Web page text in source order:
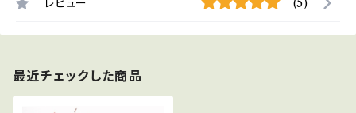
レビュー (5)
最近チェックした商品